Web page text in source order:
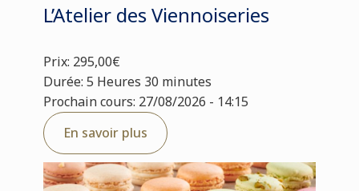
L’Atelier des Viennoiseries
Prix: 295,00€
Durée: 5 Heures 30 minutes
Prochain cours: 27/08/2026 - 14:15
En savoir plus